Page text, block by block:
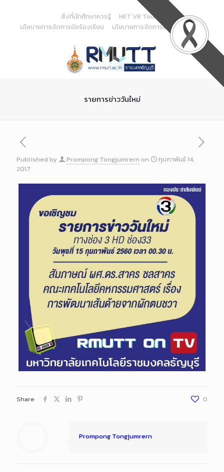
Content
สิ่งที่นักศึกษาควรรู้
HET VR Tour
นโยบายการจัดการข้อร้องเรียน
นโยบายการจัดการด้านสารสนเทศ
รายการข่าววันใหม่
Published by Prompong Tongjumrern on
กุมภาพันธ์ 14,
2017
Share 0
Prompong Tongjumrern